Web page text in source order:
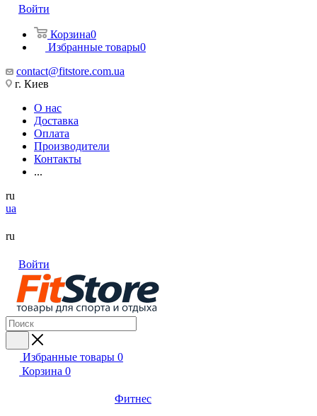
Войти
Корзина0
Избранные товары0
contact@fitstore.com.ua
г. Киев
О нас
Доставка
Оплата
Производители
Контакты
...
ru
ua
ru
Войти
Избранные товары 0
Корзина 0
Фитнес